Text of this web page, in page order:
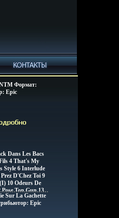
Формат:
Epic
5101z.
Dans Les Bacs
4 That's My
Style 6 Interlude
D'Chez Toi 9
10 Odeurs De
Pose Ton Gun 13
La (II) 15
Sur La Gachette
Epic